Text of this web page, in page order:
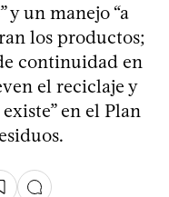
y un manejo “a
los productos;
continuidad en
el reciclaje y
en el Plan